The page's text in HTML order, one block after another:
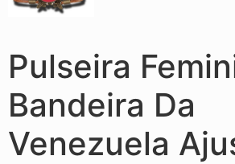
Pulseira
Bandeira Da
Venezuela